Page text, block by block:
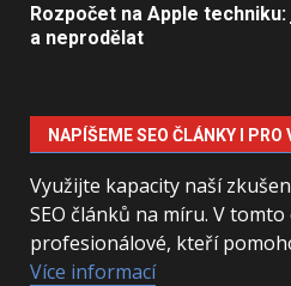
Rozpočet na Apple
a neprodělat
NAPÍŠEME SEO ČLÁNKY I PRO
Využijte kapacity naší
SEO článků na míru. V
profesionálové, kteří
Více informací